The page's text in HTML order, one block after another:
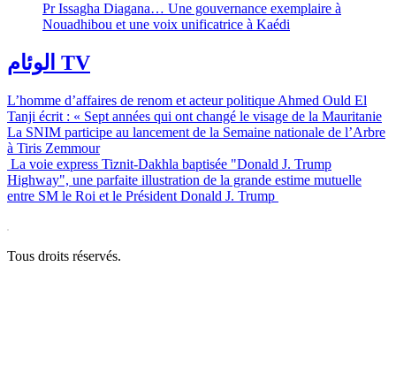
Pr Issagha Diagana… Une gouvernance exemplaire à
Nouadhibou et une voix unificatrice à Kaédi
الوئام TV
L’homme d’affaires de renom et acteur politique Ahmed Ould El
Tanji écrit : « Sept années qui ont changé le visage de la Mauritanie
La SNIM participe au lancement de la Semaine nationale de l’Arbre
à Tiris Zemmour
La voie express Tiznit-Dakhla baptisée "Donald J. Trump
Highway", une parfaite illustration de la grande estime mutuelle
entre SM le Roi et le Président Donald J. Trump
Tous droits réservés.